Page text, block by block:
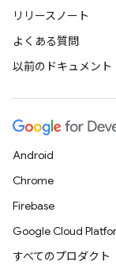
リリースノート
よくある質問
以前のドキュメント
Android
Chrome
Firebase
Google Cloud
すべてのプロダクト